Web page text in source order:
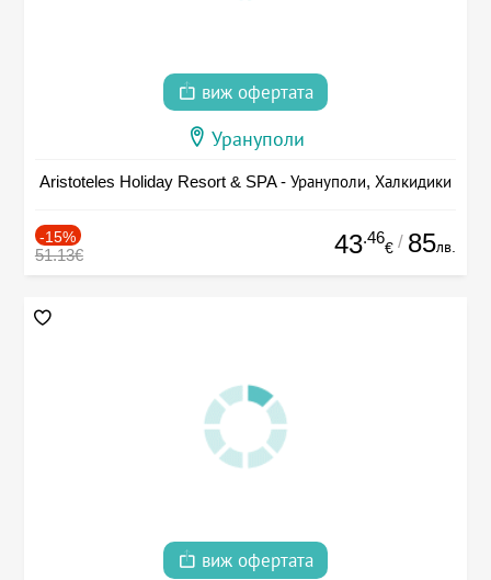
виж офертата
Урануполи
Aristoteles Holiday Resort & SPA - Урануполи, Халкидики
-15%
51.13€ 43.46
€ / 85лв.
виж офертата